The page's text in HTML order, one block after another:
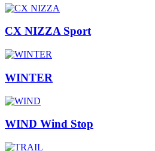
CX NIZZA Sport
WINTER
WIND Wind Stop